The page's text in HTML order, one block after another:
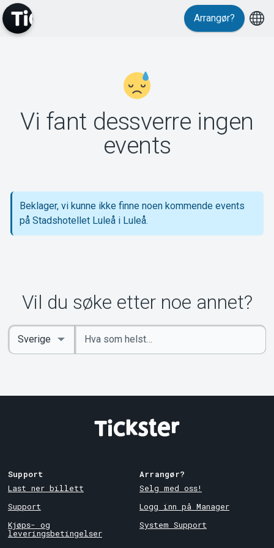
Support
Om Tickster
Arrangør?
Vi fant dessverre ingen
events
Beklager, vi kunne ikke finne noen kommende events
på Stadshotellet Luleå i Luleå.
Vil du søke etter noe annet?
Angi
nøkkelord
Select
Country
Support
Last ner billett
Support
Kjøps- og
leveringsbetingelser
Arrangør?
Selg med oss!
Logg inn på Manager
System Support